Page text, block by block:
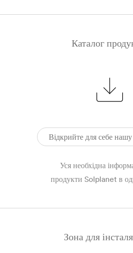
Каталог
Відкрийте для себе
Уся необхідна
продукти Solplanet в
Зона для